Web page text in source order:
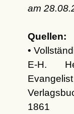
am
Quellen:
•
E-H.
1861